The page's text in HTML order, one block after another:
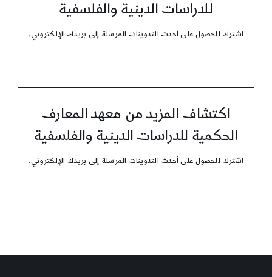
للدراسات الدينية والفلسفية
اشترك للحصول على أحدث التدوينات المرسلة إلى بريدك الإلكتروني.
اكتشاف المزيد من معهد المعارف
الحكمية للدراسات الدينية والفلسفية
اشترك للحصول على أحدث التدوينات المرسلة إلى بريدك الإلكتروني.